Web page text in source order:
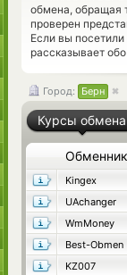
обмена, обращая
проверен
Если вы
рассказывает
Город: Берн
Курсы обмена
Обменник
Kingex
UAchanger
WmMoney
Best-Obmen
KZ007